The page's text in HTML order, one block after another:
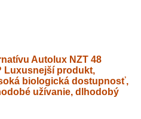
Autolux NZT 48
Luxusnejší produkt,
biologická dostupnosť,
užívanie, dlhodobý